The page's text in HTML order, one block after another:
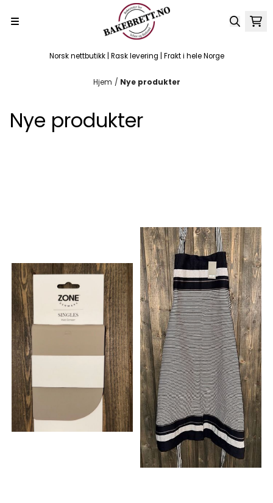
Norsk nettbutikk | Rask levering | Frakt i hele Norge
Hjem / Nye produkter
Nye produkter